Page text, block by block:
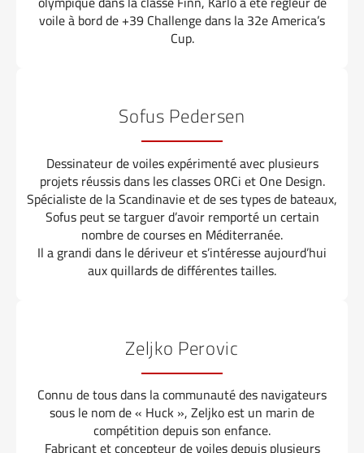
voile à bord de +39 Challenge dans la 32e America’s
Cup.
Sofus Pedersen
Dessinateur de voiles expérimenté avec plusieurs
projets réussis dans les classes ORCi et One Design.
Spécialiste de la Scandinavie et de ses types de bateaux,
Sofus peut se targuer d’avoir remporté un certain
nombre de courses en Méditerranée.
Il a grandi dans le dériveur et s’intéresse aujourd’hui
aux quillards de différentes tailles.
Zeljko Perovic
Connu de tous dans la communauté des navigateurs
sous le nom de « Huck », Zeljko est un marin de
compétition depuis son enfance.